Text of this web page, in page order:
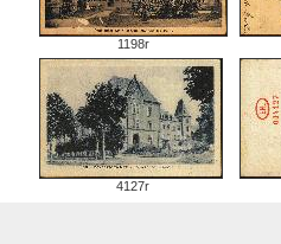
1198r
4127r